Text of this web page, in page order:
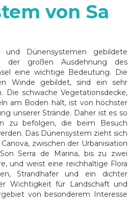
von Sa
Dünensystemen gebildete
der großen Ausdehnung des
eine wichtige Bedeutung. Die
Winde gebildet, sind ein sehr
Die schwache Vegetationsdecke,
am Boden hält, ist von höchster
unserer Strände. Daher ist es so
zu befolgen, die beim Besuch
Das Dünensystem zieht sich
zwischen der Urbanisiation
Serra de Marina, bis zu zwei
und weist eine reichhaltige Flora
Strandhafer und ein dichter
Wichtigkeit für Landschaft und
von besonderem Interesse